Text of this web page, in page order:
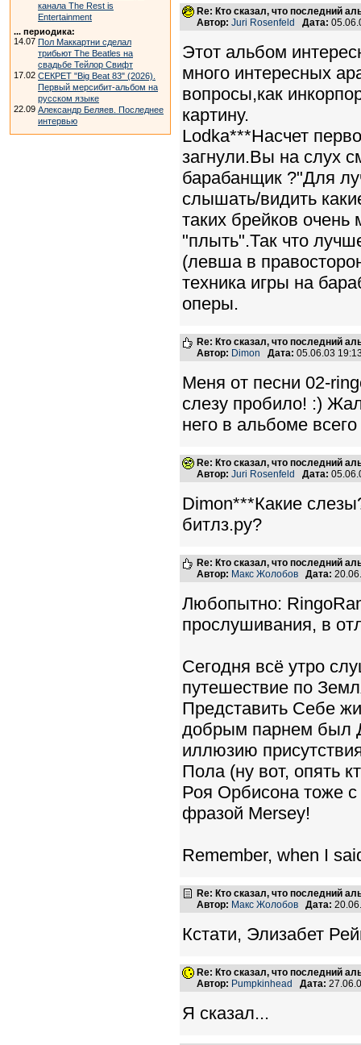
канала The Rest is
Entertainment
... периодика:
14.07 Пол Маккартни сделал
трибьют The Beatles на
свадьбе Тейлор Свифт
17.02 СЕКРЕТ "Big Beat 83" (2026).
Первый мерсибит-альбом на
русском языке
22.09 Александр Беляев. Последнее
интервью
Re: Кто сказал, что последний
Автор: Juri Rosenfeld Дата:
Этот альбом
много интересных
вопросы,как
картину.
Lodka***Насчет
загнули.Вы на слух
барабанщик ?"Для
слышать/видить
таких брейков
"плыть".Так что
(левша в
техника игры на
оперы.
Re: Кто сказал, что последний
Автор: Dimon Дата: 05.06.03
Меня от песни 02-
слезу пробило! :)
него в альбоме
Re: Кто сказал, что последний
Автор: Juri Rosenfeld Дата:
Dimon***Какие
битлз.ру?
Re: Кто сказал, что последний
Автор: Макс Жолобов Дата:
Любопытно:
прослушивания, в
Сегодня всё утро
путешествие по
Представить Себе
добрым парнем был
иллюзию
Пола (ну вот, опять
Роя Орбисона тоже
фразой Mersey!
Remember, when I
Re: Кто сказал, что последний
Автор: Макс Жолобов Дата:
Кстати, Элизабет
Re: Кто сказал, что последний
Автор: Pumpkinhead Дата:
Я сказал...